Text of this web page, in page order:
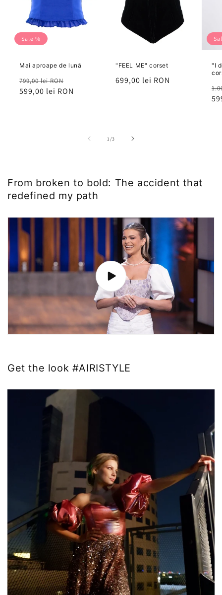
Sale %
Mai aproape de lună
Preț
799,00 lei RON
redus
599,00 lei RON
"FEEL ME" corset
Preț
699,00 lei RON
"I
1 /de
3
From broken to bold: The accident that
redefined my path
Get the look #AIRISTYLE